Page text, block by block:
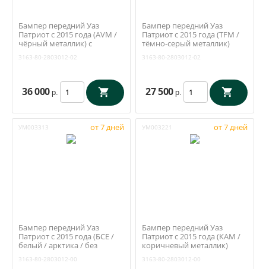
Бампер передний Уаз
Патриот с 2015 года (AVM /
чёрный металлик) с
3163-80-2803012-02
3163-80-2803012-02
36 000 р.
Бампер передний Уаз
Патриот с 2015 года (TFM /
тёмно-серый металлик)
02
3163-80-2803012-02
27 500 р.
УМ003313 от 7 дней
Бампер передний Уаз
Патриот с 2015 года (БСЕ /
белый / арктика / без
80-2803012-00
3163-80-2803012-00
УМ003221 от 7 дней
Бампер передний Уаз
Патриот с 2015 года (КАМ /
коричневый металлик)
00
3163-80-2803012-00